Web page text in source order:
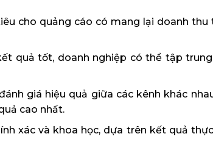
cho quảng cáo có mang lại doanh thu
quả tốt, doanh nghiệp có thể tập
giá hiệu quả giữa các kênh khác
cao nhất.
xác và khoa học, dựa trên kết quả